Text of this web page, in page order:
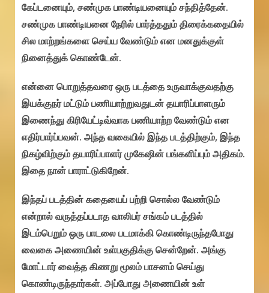
கேப்டனையும், சண்முக பாண்டியனையும் சந்தித்தேன்.
சண்முக பாண்டியனை நேரில் பார்த்ததும் திரைக்கதையில்
சில மாற்றங்களை செய்ய வேண்டும் என மனதுக்குள்
நினைத்துக் கொண்டேன்.
என்னை பொறுத்தவரை ஒரு படத்தை உருவாக்குவதற்கு
இயக்குநர் மட்டும் பணியாற்றுவதுடன் தயாரிப்பாளரும்
இணைந்து கிரியேட்டிவ்வாக பணியாற்ற வேண்டும் என
எதிர்பார்ப்பவன். அந்த வகையில் இந்த படத்திற்கும், இந்த
நிகழ்விற்கும் தயாரிப்பாளர் முகேஷின் பங்களிப்பும் அதிகம்.
இதை நான் பாராட்டுகிறேன்.
இந்தப் படத்தின் கதையைப் பற்றி சொல்ல வேண்டும்
என்றால் வருத்தப்படாத வாலிபர் சங்கம் படத்தில்
இடம்பெறும் ஒரு பாடலை படமாக்கி கொண்டிருந்தபோது
வைகை அணையின் உள்பகுதிக்கு சென்றேன்.‌ அங்கு
மோட்டார் வைத்த கிணறு மூலம் பாசனம் செய்து
கொண்டிருந்தார்கள். அப்போது அணையின் உள்